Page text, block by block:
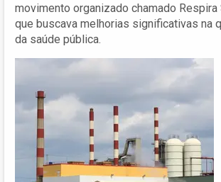
movimento organizado chamado Respira
que buscava melhorias significativas na
da saúde pública.